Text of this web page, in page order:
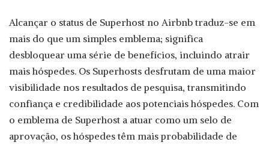
Alcançar o status de Superhost no Airbnb traduz-se em
mais do que um simples emblema; significa
desbloquear uma série de benefícios, incluindo atrair
mais hóspedes. Os Superhosts desfrutam de uma maior
visibilidade nos resultados de pesquisa, transmitindo
confiança e credibilidade aos potenciais hóspedes. Com
o emblema de Superhost a atuar como um selo de
aprovação, os hóspedes têm mais probabilidade de